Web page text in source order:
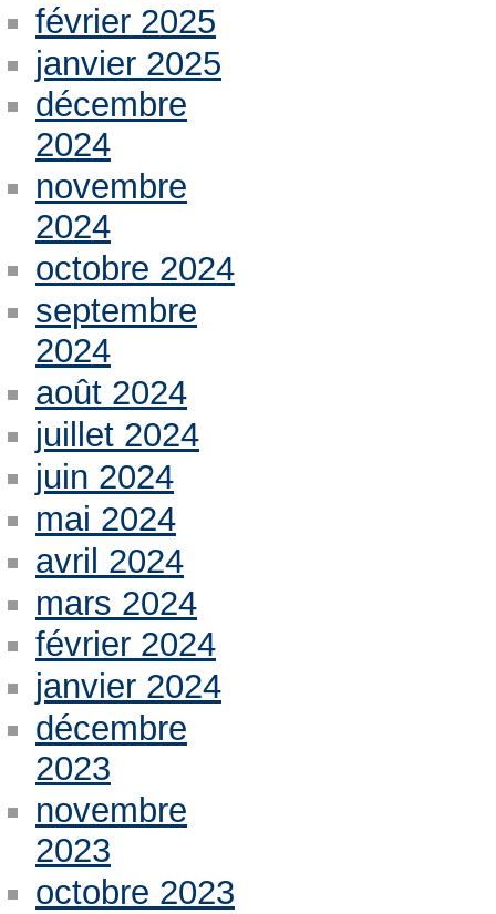
février 2025
janvier 2025
décembre
2024
novembre
2024
octobre 2024
septembre
2024
août 2024
juillet 2024
juin 2024
mai 2024
avril 2024
mars 2024
février 2024
janvier 2024
décembre
2023
novembre
2023
octobre 2023